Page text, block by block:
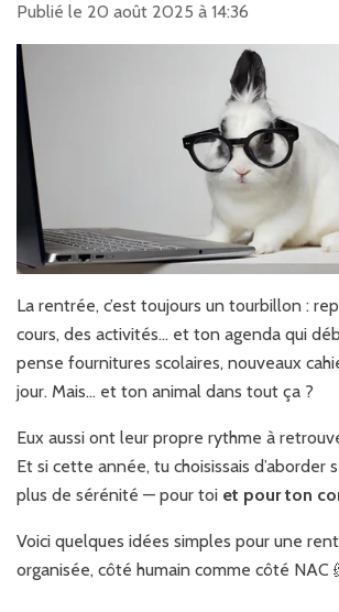
Publié le 20 août 2025 à 14:36
La rentrée, c’est toujours un tourbillon :
cours, des activités… et ton agenda qui
pense fournitures scolaires, nouveaux
jour. Mais… et ton animal dans tout ça ?
Eux aussi ont leur propre rythme à
Et si cette année, tu choisissais d’aborder
plus de sérénité — pour toi et pour ton
Voici quelques idées simples pour une
organisée, côté humain comme côté NAC